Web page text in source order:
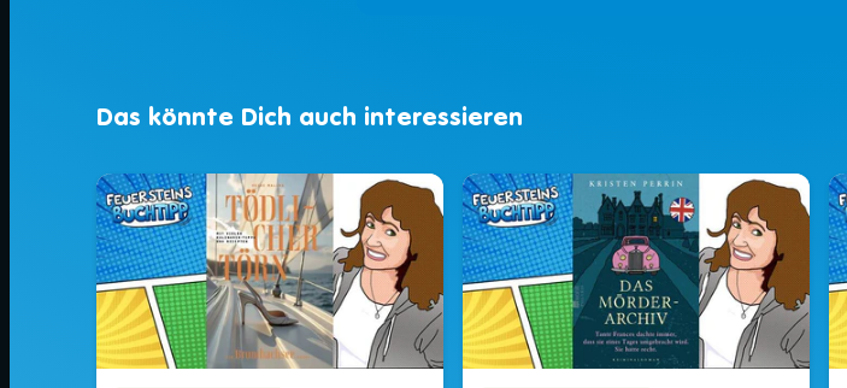
Das könnte Dich auch interessieren